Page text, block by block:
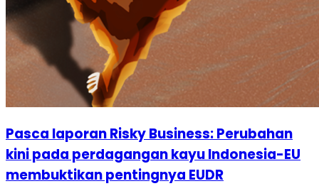
Pasca laporan Risky Business: Perubahan
kini pada perdagangan kayu Indonesia-EU
membuktikan pentingnya EUDR